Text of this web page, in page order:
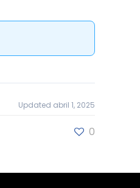
Updated abril 1, 2025
0